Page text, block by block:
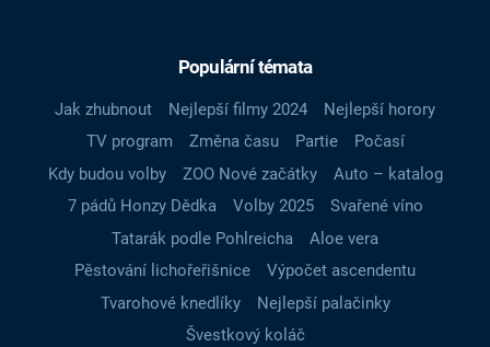
Populární témata
Jak zhubnout Nejlepší filmy 2024
Nejlepší horory
TV program
Změna času Partie
Počasí
Kdy budou volby
ZOO Nové začátky
Auto – katalog
7 pádů Honzy Dědka
Volby 2025
Svařené víno
Tatarák podle Pohlreicha
Aloe vera
Pěstování lichořeřišnice
Výpočet ascendentu
Tvarohové knedlíky
Nejlepší palačinky
Švestkový koláč